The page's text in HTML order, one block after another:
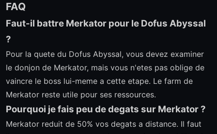
FAQ
Faut-il battre Merkator pour le Dofus Abyssal
?
Pour la quete du Dofus Abyssal, vous devez examiner
le donjon de Merkator, mais vous n'etes pas oblige de
vaincre le boss lui-meme a cette etape. Le farm de
Merkator reste utile pour ses ressources.
Pourquoi je fais peu de degats sur Merkator ?
Merkator reduit de 50% vos degats a distance. Il faut